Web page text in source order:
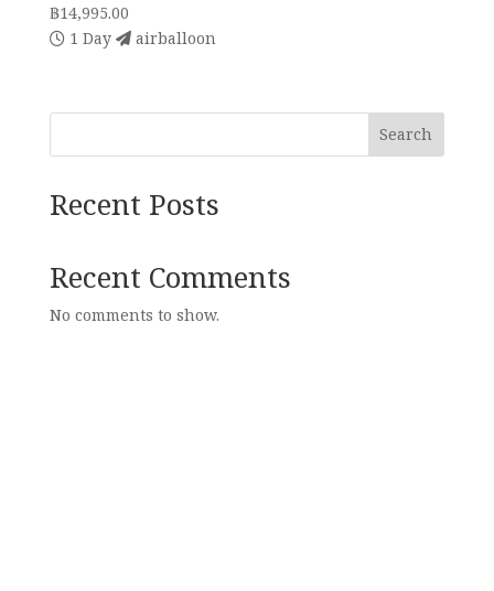
฿14,995.00
1 Day
airballoon
Search
Recent Posts
Recent Comments
No comments to show.